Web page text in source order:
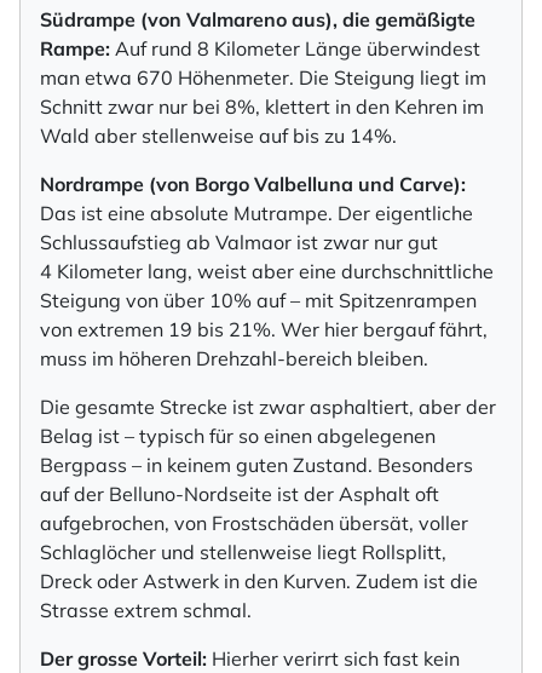
Südrampe (von Valmareno aus), die gemäßigte
Rampe: Auf rund 8 Kilometer Länge überwindest
man etwa 670 Höhenmeter. Die Steigung liegt im
Schnitt zwar nur bei 8%, klettert in den Kehren im
Wald aber stellenweise auf bis zu 14%.
Nordrampe (von Borgo Valbelluna und Carve):
Das ist eine absolute Mutrampe. Der eigentliche
Schlussaufstieg ab Valmaor ist zwar nur gut
4 Kilometer lang, weist aber eine durchschnittliche
Steigung von über 10% auf – mit Spitzenrampen
von extremen 19 bis 21%. Wer hier bergauf fährt,
muss im höheren Drehzahl-bereich bleiben.
Die gesamte Strecke ist zwar asphaltiert, aber der
Belag ist – typisch für so einen abgelegenen
Bergpass – in keinem guten Zustand. Besonders
auf der Belluno-Nordseite ist der Asphalt oft
aufgebrochen, von Frostschäden übersät, voller
Schlaglöcher und stellenweise liegt Rollsplitt,
Dreck oder Astwerk in den Kurven. Zudem ist die
Strasse extrem schmal.
Der grosse Vorteil: Hierher verirrt sich fast kein